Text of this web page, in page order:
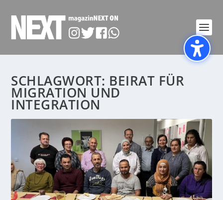
SCHLAGWORT: BEIRAT FÜR
MIGRATION UND
INTEGRATION